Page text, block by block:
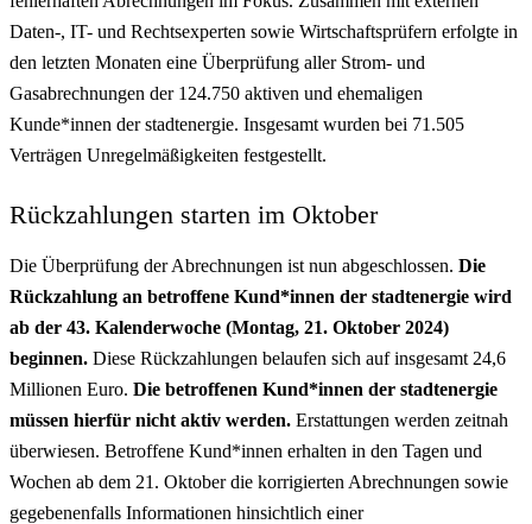
Daten-, IT- und Rechtsexperten sowie Wirtschaftsprüfern erfolgte in
den letzten Monaten eine Überprüfung aller Strom- und
Gasabrechnungen der 124.750 aktiven und ehemaligen
Kunde*innen der stadtenergie. Insgesamt wurden bei 71.505
Verträgen Unregelmäßigkeiten festgestellt.
Rückzahlungen starten im Oktober
Die Überprüfung der Abrechnungen ist nun abgeschlossen. Die
Rückzahlung an betroffene Kund*innen der stadtenergie wird
ab der 43. Kalenderwoche (Montag, 21. Oktober 2024)
beginnen. Diese Rückzahlungen belaufen sich auf insgesamt 24,6
Millionen Euro. Die betroffenen Kund*innen der stadtenergie
müssen hierfür nicht aktiv werden. Erstattungen werden zeitnah
überwiesen. Betroffene Kund*innen erhalten in den Tagen und
Wochen ab dem 21. Oktober die korrigierten Abrechnungen sowie
gegebenenfalls Informationen hinsichtlich einer